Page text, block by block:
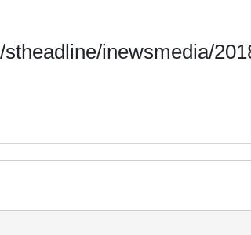
inewsmedia/